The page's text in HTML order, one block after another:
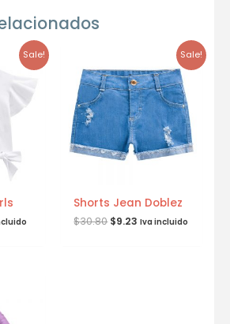
Sale! Sale!
Shorts Jean Doblez
$30.80 $9.23 Iva incluido